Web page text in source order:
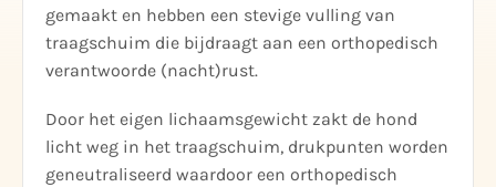
gemaakt en hebben een stevige vulling van
traagschuim die bijdraagt aan een orthopedisch
verantwoorde (nacht)rust.
Door het eigen lichaamsgewicht zakt de hond
licht weg in het traagschuim, drukpunten worden
geneutraliseerd waardoor een orthopedisch